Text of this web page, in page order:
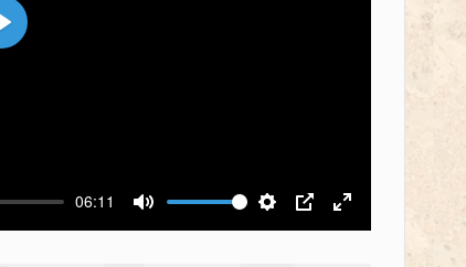
06:11
Выключить звукНастройки
PIP На весь экран
Воспроизвести